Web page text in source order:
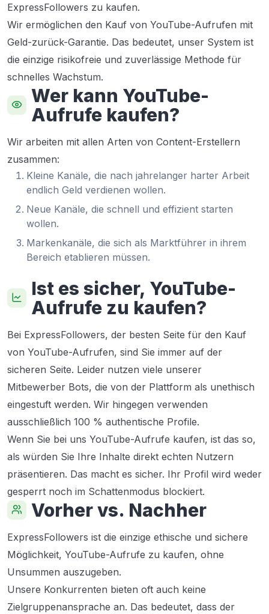
ExpressFollowers zu kaufen.
Wir ermöglichen den Kauf von YouTube-Aufrufen mit
Geld-zurück-Garantie. Das bedeutet, unser System ist
die einzige risikofreie und zuverlässige Methode für
schnelles Wachstum.
Wer kann YouTube-
Aufrufe kaufen?
Wir arbeiten mit allen Arten von Content-Erstellern
zusammen:
Kleine Kanäle, die nach jahrelanger harter Arbeit
endlich Geld verdienen wollen.
Neue Kanäle, die schnell und effizient starten
wollen.
Markenkanäle, die sich als Marktführer in ihrem
Bereich etablieren müssen.
Ist es sicher, YouTube-
Aufrufe zu kaufen?
Bei ExpressFollowers, der besten Seite für den Kauf
von YouTube-Aufrufen, sind Sie immer auf der
sicheren Seite. Leider nutzen viele unserer
Mitbewerber Bots, die von der Plattform als unethisch
eingestuft werden. Wir hingegen verwenden
ausschließlich 100 % authentische Profile.
Wenn Sie bei uns YouTube-Aufrufe kaufen, ist das so,
als würden Sie Ihre Inhalte direkt echten Nutzern
präsentieren. Das macht es sicher. Ihr Profil wird weder
gesperrt noch im Schattenmodus blockiert.
Vorher vs. Nachher
ExpressFollowers ist die einzige ethische und sichere
Möglichkeit, YouTube-Aufrufe zu kaufen, ohne
Unsummen auszugeben.
Unsere Konkurrenten bieten oft auch keine
Zielgruppenansprache an. Das bedeutet, dass der